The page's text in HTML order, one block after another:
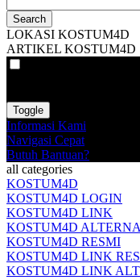
Search
LOKASI KOSTUM4D
ARTIKEL KOSTUM4D
Toggle
Informasi Kami
Navigasi Cepat
Butuh Bantuan?
all categories
KOSTUM4D
KOSTUM4D LOGIN
KOSTUM4D LINK
KOSTUM4D
KOSTUM4D RESMI
KOSTUM4D LINK
KOSTUM4D LINK